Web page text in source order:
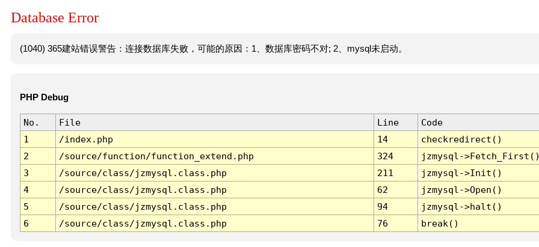
Database Error
(1040) 365建站错误警告：连接数据库失败，可能的原因：1、数据库密码不对; 2、mysql未启动。
PHP Debug
No. File Line
Code
1
/index.php 14
checkredirect()
2
/source/function/function_extend.php 324
jzmysql-
3
/source/class/jzmysql.class.php 211
jzmysql->Init()
4
/source/class/jzmysql.class.php 62
jzmysql->Open()
5
/source/class/jzmysql.class.php 94
jzmysql->halt()
6
/source/class/jzmysql.class.php 76 break()